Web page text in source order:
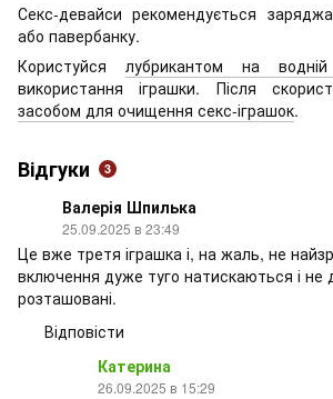
Секс-девайси рекомендується
або павербанку.
Користуйся лубрикантом на
використання іграшки. Після
засобом для очищення секс-іграшок.
Відгуки 3
Валерія Шпилька
25.09.2025 в 23:49
Це вже третя іграшка і, на жаль, не
включення дуже туго натискаються і не
розташовані.
Відповісти
Катерина
26.09.2025 в 15:29